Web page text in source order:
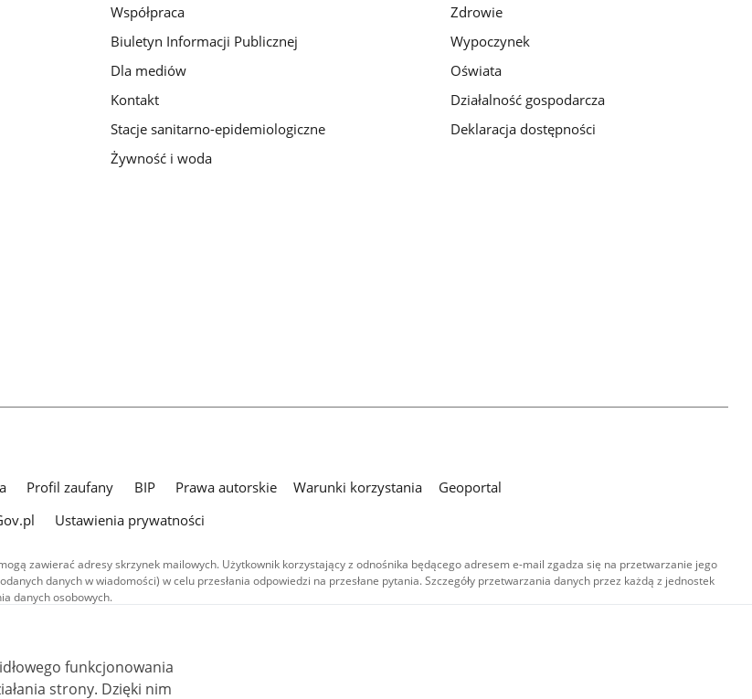
Współpraca
Biuletyn Informacji Publicznej
Dla mediów
Kontakt
Stacje sanitarno-epidemiologiczne
Żywność i woda
Zdrowie
Wypoczynek
Oświata
Działalność gospodarcza
Deklaracja dostępności
Profil zaufany BIP Prawa autorskie Warunki korzystania
Geoportal
Ustawienia prywatności
zawierać adresy skrzynek mailowych. Użytkownik korzystający z odnośnika będącego adresem e-mail zgadza się na przetwarzanie jego
danych w wiadomości) w celu przesłania odpowiedzi na przesłane pytania. Szczegóły przetwarzania danych przez każdą z jednostek
danych osobowych.
w serwisie (z wyłączeniem treści audiowizualnych), są
Creative Commons: uznanie autorstwa - na tych samych
Materiały audiowizualne, w tym zdjęcia, materiały audio i wideo,
Creative Commons: uznanie autorstwa użycie niekomercyjne -
BY-NC-ND 4.0), o ile nie jest to stwierdzone inaczej.
funkcjonowania
Dzięki nim